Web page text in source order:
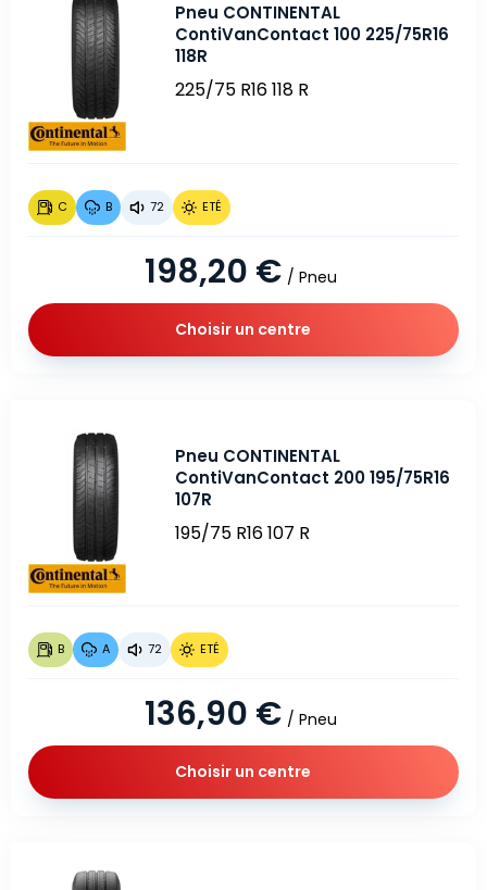
Pneu CONTINENTAL
ContiVanContact 100 225/75R16
118R
225/75 R16 118 R
C B 72 ETÉ
198,20 € / Pneu
Choisir un centre
Pneu CONTINENTAL
ContiVanContact 200 195/75R16
107R
195/75 R16 107 R
B A 72 ETÉ
136,90 € / Pneu
Choisir un centre